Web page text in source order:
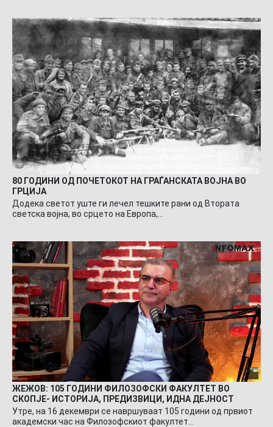
80 ГОДИНИ ОД ПОЧЕТОКОТ НА ГРАЃАНСКАТА ВОЈНА ВО
ГРЦИЈА
Додека светот уште ги лечел тешките рани од Втората
светска војна, во срцето на Европа,…
ЖЕЖОВ: 105 ГОДИНИ ФИЛОЗОФСКИ ФАКУЛТЕТ ВО
СКОПЈЕ- ИСТОРИЈА, ПРЕДИЗВИЦИ, ИДНА ДЕЈНОСТ
Утре, на 16 декември се навршуваат 105 години од првиот
академски час на Филозофскиот факултет…